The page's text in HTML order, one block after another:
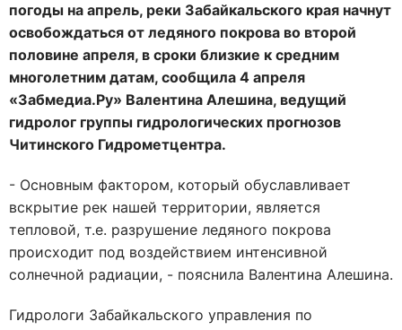
погоды на апрель, реки Забайкальского края начнут
освобождаться от ледяного покрова во второй
половине апреля, в сроки близкие к средним
многолетним датам, сообщила 4 апреля
«Забмедиа.Ру» Валентина Алешина, ведущий
гидролог группы гидрологических прогнозов
Читинского Гидрометцентра.
- Основным фактором, который обуславливает
вскрытие рек нашей территории, является
тепловой, т.е. разрушение ледяного покрова
происходит под воздействием интенсивной
солнечной радиации, - пояснила Валентина Алешина.
Гидрологи Забайкальского управления по